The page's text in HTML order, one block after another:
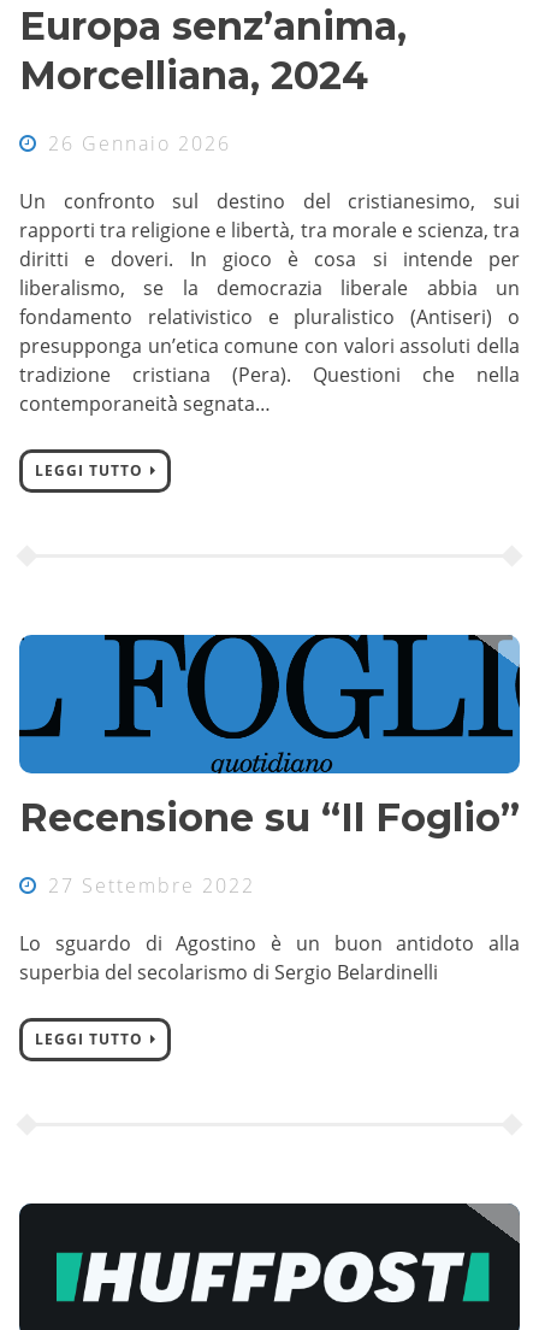
Europa senz’anima,
Morcelliana, 2024
26 Gennaio 2026
Un confronto sul destino del cristianesimo, sui
rapporti tra religione e libertà, tra morale e scienza, tra
diritti e doveri. In gioco è cosa si intende per
liberalismo, se la democrazia liberale abbia un
fondamento relativistico e pluralistico (Antiseri) o
presupponga un’etica comune con valori assoluti della
tradizione cristiana (Pera). Questioni che nella
contemporaneità̀ segnata…
LEGGI TUTTO
Recensione su “Il Foglio”
27 Settembre 2022
Lo sguardo di Agostino è un buon antidoto alla
superbia del secolarismo di Sergio Belardinelli
LEGGI TUTTO